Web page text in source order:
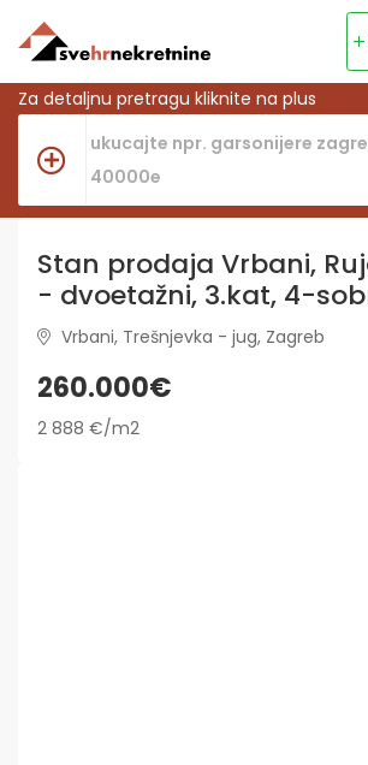
Za detaljnu pretragu kliknite na plus
Stan prodaja Vrbani,
- dvoetažni, 3.kat, 4-
Vrbani, Trešnjevka - jug, Zagreb
260.000€
2 888 €/m2